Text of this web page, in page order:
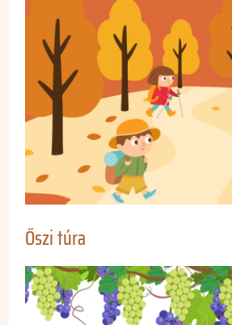
Őszi túra